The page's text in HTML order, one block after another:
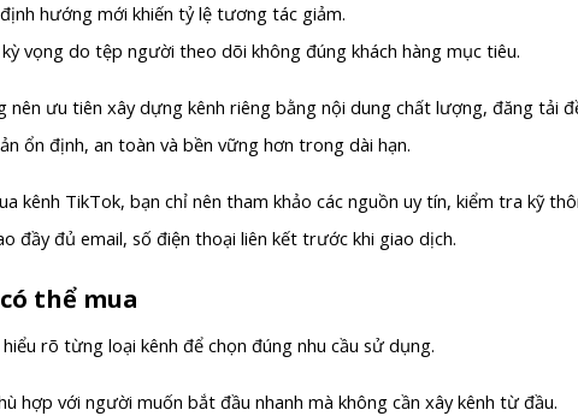
hướng mới khiến tỷ lệ tương tác giảm.
vọng do tệp người theo dõi không đúng khách hàng mục tiêu.
nên ưu tiên xây dựng kênh riêng bằng nội dung chất lượng, đăng tải
ổn định, an toàn và bền vững hơn trong dài hạn.
kênh TikTok, bạn chỉ nên tham khảo các nguồn uy tín, kiểm tra kỹ
đầy đủ email, số điện thoại liên kết trước khi giao dịch.
thể mua
rõ từng loại kênh để chọn đúng nhu cầu sử dụng.
hợp với người muốn bắt đầu nhanh mà không cần xây kênh từ đầu.